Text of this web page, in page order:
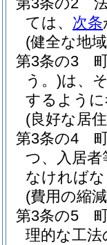
ては、 次条
(健全な地
第3条の3
う。)は、
するよう
(良好な居
第3条の4
つ、入居
なければ
(費用の縮
第3条の5
理的な工